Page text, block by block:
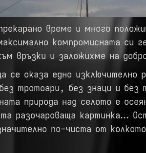
време и много
компромисната си
връзки и заложихме на
се оказа едно изключително
тротоари, без знаци и без
природа над селото е
разочароваща картинка…
по-чиста от